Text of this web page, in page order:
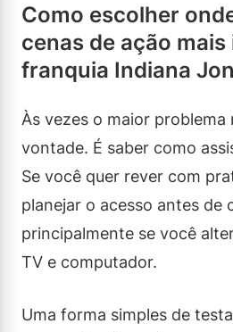
Como escolher
cenas de ação
franquia Indiana
Às vezes o maior problema
vontade. É saber como
Se você quer rever com
planejar o acesso antes de
principalmente se você
TV e computador.
Uma forma simples de